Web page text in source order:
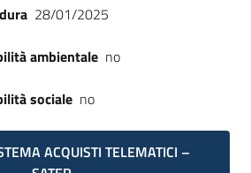
28/01/2025
ambientale no
sociale no
ACQUISTI TELEMATICI –